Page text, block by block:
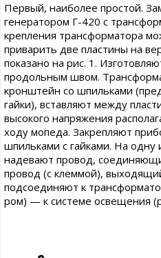
Первый, наиболее простой.
генератором Г-420 с
крепления трансформатора
приварить две пластины на
показано на рис. 1.
продольным швом.
кронштейн со шпильками
гайки), вставляют между
высокого напряжения
ходу мопеда. Закрепляют
шпильками с гайками. На одну
надевают провод,
провод (с клеммой),
подсоединяют к
ром) — к системе освещения